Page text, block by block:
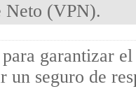
Neto (VPN).
garantizar
un seguro de